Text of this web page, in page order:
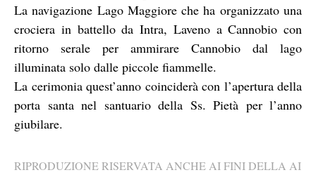
La navigazione Lago Maggiore che ha organizzato una
crociera in battello da Intra, Laveno a Cannobio con
ritorno serale per ammirare Cannobio dal lago
illuminata solo dalle piccole fiammelle.
La cerimonia quest’anno coinciderà con l’apertura della
porta santa nel santuario della Ss. Pietà per l’anno
giubilare.
RIPRODUZIONE RISERVATA ANCHE AI FINI DELLA AI